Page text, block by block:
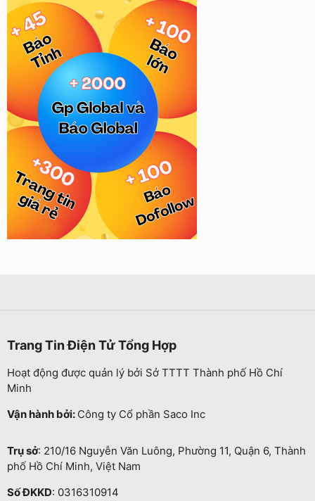
Trang Tin Điện Tử Tổng Hợp
Hoạt động được quản lý bởi Sở TTTT Thành phố Hồ Chí
Minh
Vận hành bởi: Công ty Cổ phần Saco Inc
Trụ sở: 210/16 Nguyễn Văn Luông, Phường 11, Quận 6, Thành
phố Hồ Chí Minh, Việt Nam
Số ĐKKD: 0316310914